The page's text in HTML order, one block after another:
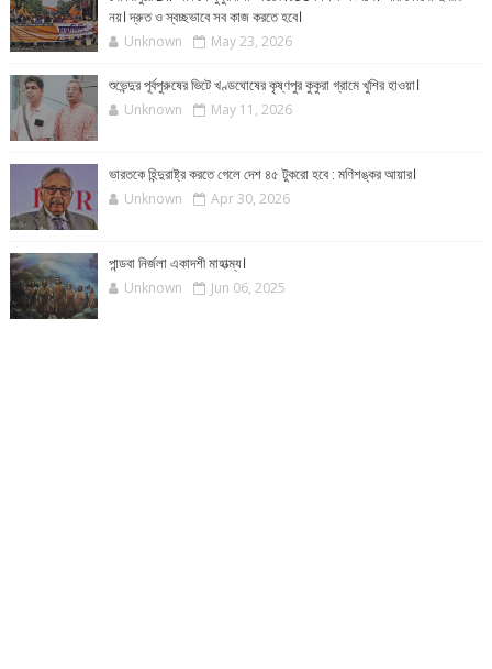
নয়। দ্রুত ও স্বচ্ছভাবে সব কাজ করতে হবে।
Unknown May 23, 2026
শুভেন্দুর পূর্বপুরুষের ভিটে খণ্ডঘোষের কৃষ্ণপুর কুকুরা গ্রামে খুশির হাওয়া।
Unknown May 11, 2026
ভারতকে হিন্দুরাষ্ট্র করতে গেলে দেশ ৪৫ টুকরো হবে : মণিশঙ্কর আয়ার।
Unknown Apr 30, 2026
পান্ডবা নির্জলা একাদশী মাহাত্ম্য।
Unknown Jun 06, 2025